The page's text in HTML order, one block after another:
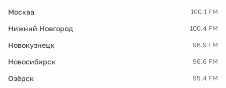
Москва 100.1 FM
Нижний Новгород 100.4 FM
Новокузнецк 96.9 FM
Новосибирск 96.6 FM
Озёрск 95.4 FM